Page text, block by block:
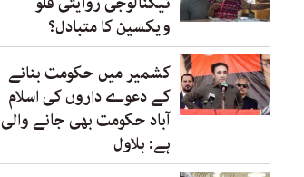
ویکسین کا متبادل؟
کشمیر میں حکومت بنانے
کے دعوے داروں کی اسلام
آباد حکومت بھی جانے والی
ہے: بلاول